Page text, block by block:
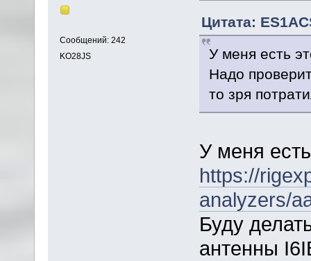
Сообщений: 242
KO28JS
Цитата:
У меня есть
Надо
то зря
У меня
https://
analyzers/
Буду
антенны